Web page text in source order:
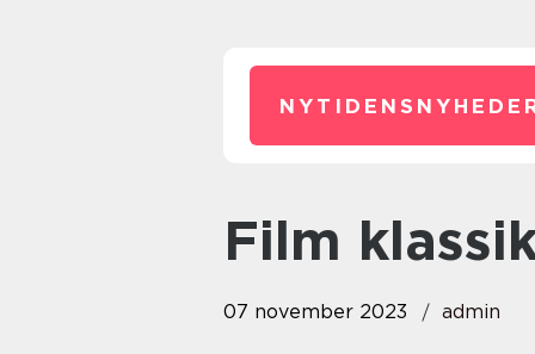
film
07 november 2023 admin